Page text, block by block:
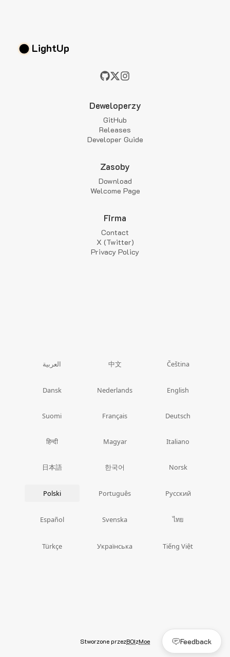
LightUp
Deweloperzy
GitHub
Releases
Developer Guide
Zasoby
Download
Welcome Page
Firma
Contact
X (Twitter)
Privacy Policy
العربية 中文 Čeština
Dansk Nederlands English
Suomi Français Deutsch
हिन्दी Magyar Italiano
日本語 한국어 Norsk
Polski Português Русский
Español Svenska ไทย
Türkçe Українська Tiếng Việt
Stworzone przezBOIzMoe Feedback